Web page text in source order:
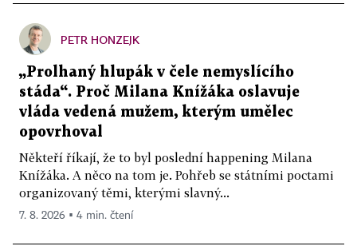
PETR HONZEJK
„Prolhaný hlupák v čele nemyslícího
stáda“. Proč Milana Knížáka oslavuje
vláda vedená mužem, kterým umělec
opovrhoval
Někteří říkají, že to byl poslední happening Milana
Knížáka. A něco na tom je. Pohřeb se státními poctami
organizovaný těmi, kterými slavný...
7. 8. 2026 ▪ 4 min. čtení